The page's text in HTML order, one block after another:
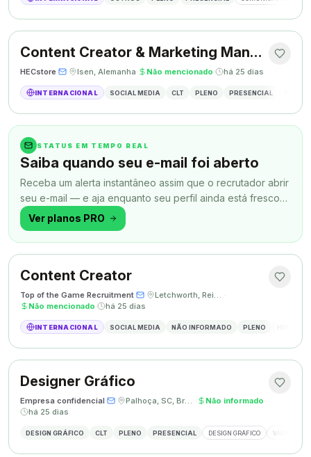
Content Creator & Marketing Manager
HECstore· · Isen, Alemanha· Não mencionado· há 25 dias
INTERNACIONAL SOCIAL MEDIA CLT PLENO PRESENCIAL
STATUS EM TEMPO REAL
Saiba quando seu e-mail foi aberto
Receba um alerta instantâneo assim que o recrutador abrir
seu e-mail — e aja enquanto seu perfil ainda está fresco
na memória.
Ver planos PRO
Content Creator
Top of the Game Recruitment· · Letchworth, Reino Unido ·
Não mencionado· há 25 dias
INTERNACIONAL SOCIAL MEDIA NÃO INFORMADO PLENO
Designer Gráfico
Empresa confidencial· · Palhoça, SC, Brasil · Não informado·
há 25 dias
DESIGN GRÁFICO CLT PLENO PRESENCIAL DESIGN GRÁFICO VAGA